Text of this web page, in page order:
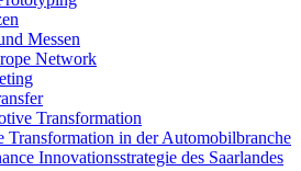
Messen
Network
Transformation
Transformation in der Automobilbranche
Innovationsstrategie des Saarlandes